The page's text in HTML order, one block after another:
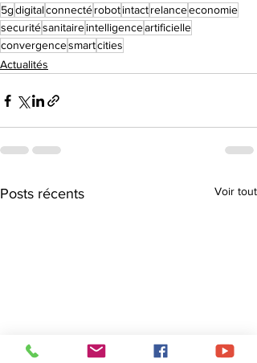
5gdigitalconnectérobotintactrelanceeconomie
securitésanitaireintelligenceartificielle
convergencesmartcities
Actualités
Posts récents Voir tout